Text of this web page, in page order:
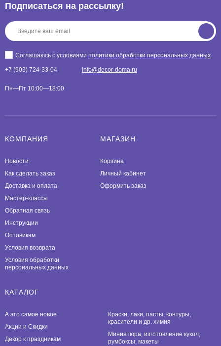
Подписаться на рассылкy!
Соглашаюсь с условиями политики обработки персональных данных
+7 (903) 724-33-04 info@decor-doma.ru
Пн—Пт 10:00—18:00
КОМПАНИЯ
Новости
Как сделать заказ
Доставка и оплата
Мастер-классы
Обратная связь
Инструкции
Оптовикам
Условия возврата
Условия обработки
персональных данных
МАГАЗИН
Корзина
Личный кабинет
Оформить заказ
КАТАЛОГ
А это самое новое
Акции и Скидки
Декор к праздникам
Краски, лаки, пасты, контуры,
красители и др. химия
Миниатюра, изготовление кукол,
румбоксы, макеты